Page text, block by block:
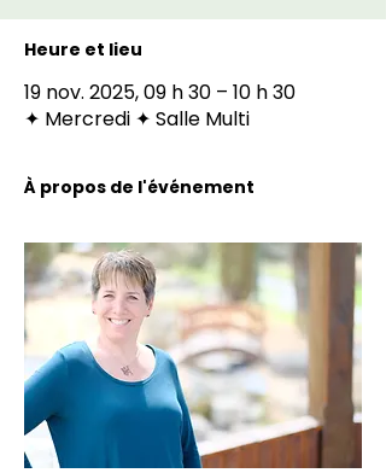
Heure et lieu
19 nov. 2025, 09 h 30 – 10 h 30
✦ Mercredi ✦ Salle Multi
À propos de l'événement